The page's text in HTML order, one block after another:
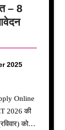
– 8
2025
2026 की
को…